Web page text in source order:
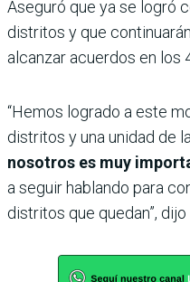
Aseguró que ya se logró
distritos y que
alcanzar acuerdos en los
“Hemos logrado a este
distritos y una unidad de
nosotros es muy
a seguir hablando para
distritos que quedan”,